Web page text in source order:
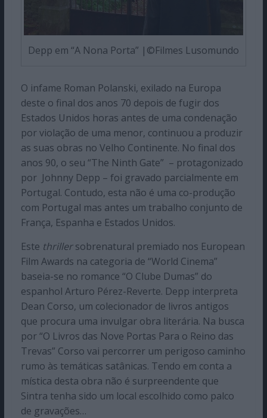
Depp em “A Nona Porta” |©Filmes Lusomundo
O infame Roman Polanski, exilado na Europa
deste o final dos anos 70 depois de fugir dos
Estados Unidos horas antes de uma condenação
por violação de uma menor, continuou a produzir
as suas obras no Velho Continente. No final dos
anos 90, o seu “The Ninth Gate” – protagonizado
por Johnny Depp – foi gravado parcialmente em
Portugal. Contudo, esta não é uma co-produção
com Portugal mas antes um trabalho conjunto de
França, Espanha e Estados Unidos.
Este thrillersobrenatural premiado nos European
Film Awards na categoria de “World Cinema”
baseia-se no romance “O Clube Dumas” do
espanhol Arturo Pérez-Reverte. Depp interpreta
Dean Corso, um colecionador de livros antigos
que procura uma invulgar obra literária. Na busca
por “O Livros das Nove Portas Para o Reino das
Trevas” Corso vai percorrer um perigoso caminho
rumo às temáticas satânicas. Tendo em conta a
mística desta obra não é surpreendente que
Sintra tenha sido um local escolhido como palco
de gravações…